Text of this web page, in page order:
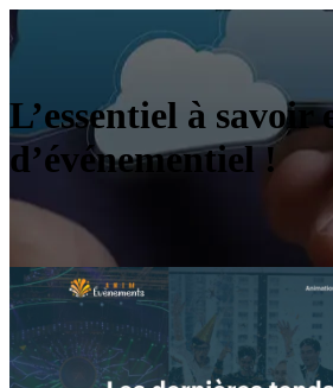
L’essentiel à savoir
d’événementiel !